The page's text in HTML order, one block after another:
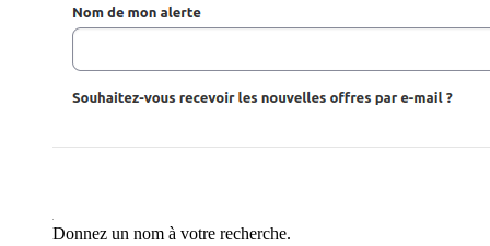
Donnez un nom à votre recherche.